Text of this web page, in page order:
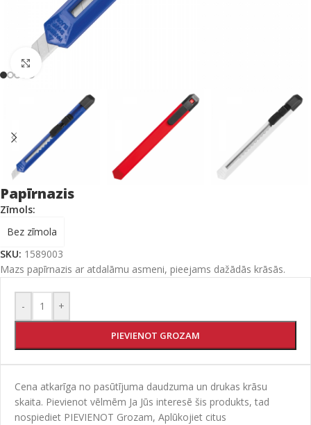
Click to enlarge
Papīrnazis
Zīmols:
Bez zīmola
SKU: 1589003
Mazs papīrnazis ar atdalāmu asmeni, pieejams dažādās krāsās.
- +
PIEVIENOT GROZAM
Cena atkarīga no pasūtījuma daudzuma un drukas krāsu
skaita. Pievienot vēlmēm Ja Jūs interesē šis produkts, tad
nospiediet PIEVIENOT Grozam, Aplūkojiet citus